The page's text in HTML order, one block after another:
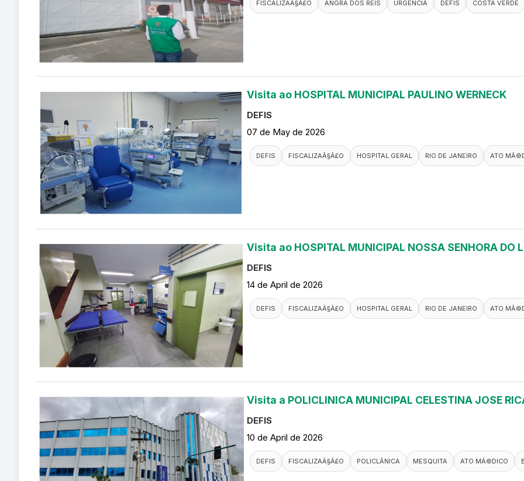
FISCALIZAÃ§Ã£O ANGRA DOS REIS URGENCIA DEFIS COSTA VERDE
Visita ao HOSPITAL MUNICIPAL PAULINO WERNECK
DEFIS
07 de May de 2026
DEFIS FISCALIZAÃ§Ã£O HOSPITAL GERAL RIO DE JANEIRO ATO
Visita ao HOSPITAL MUNICIPAL NOSSA SENHORA DO
DEFIS
14 de April de 2026
DEFIS FISCALIZAÃ§Ã£O HOSPITAL GERAL RIO DE JANEIRO ATO
Visita a POLICLINICA MUNICIPAL CELESTINA JOSE
DEFIS
10 de April de 2026
DEFIS FISCALIZAÃ§Ã£O POLICLÃ­NICA MESQUITA ATO MÃ©DICO